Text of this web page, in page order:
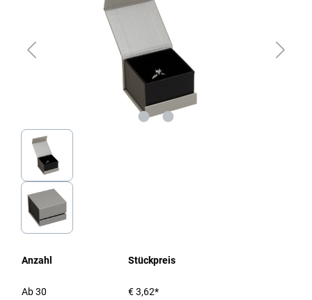
Anzahl Stückpreis
Ab30 € 3,62*